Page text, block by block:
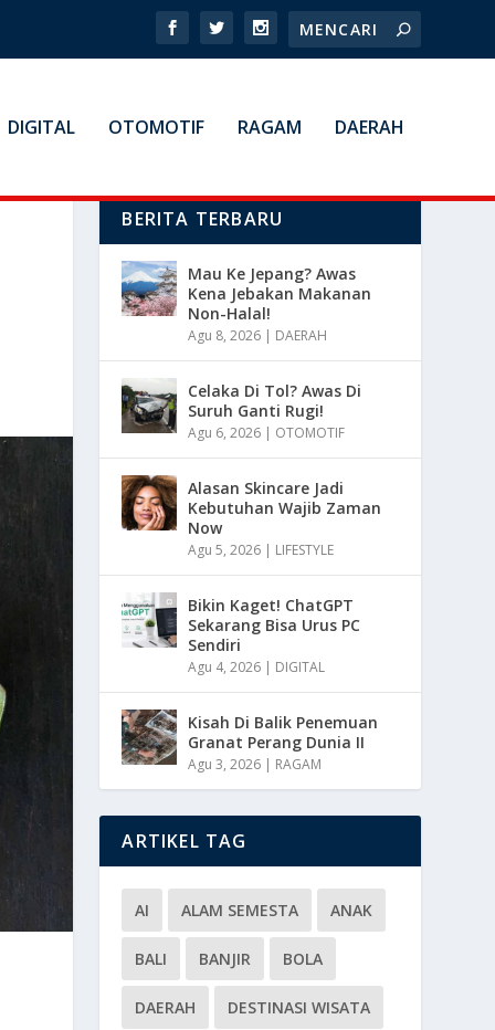
DIGITAL OTOMOTIF RAGAM DAERAH
BERITA TERBARU
Mau Ke Jepang? Awas
Kena Jebakan Makanan
Non-Halal!
Agu 8, 2026 | DAERAH
Celaka Di Tol? Awas Di
Suruh Ganti Rugi!
Agu 6, 2026 | OTOMOTIF
Alasan Skincare Jadi
Kebutuhan Wajib Zaman
Now
Agu 5, 2026 | LIFESTYLE
Bikin Kaget! ChatGPT
Sekarang Bisa Urus PC
Sendiri
Agu 4, 2026 | DIGITAL
Kisah Di Balik Penemuan
Granat Perang Dunia II
Agu 3, 2026 | RAGAM
ARTIKEL TAG
AI ALAM SEMESTA ANAK
BALI BANJIR BOLA
DAERAH DESTINASI WISATA